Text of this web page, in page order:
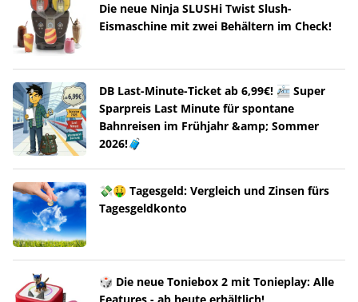
Die neue Ninja SLUSHi Twist Slush-
Eismaschine mit zwei Behältern im Check!
DB Last-Minute-Ticket ab 6,99€! 🚈 Super
Sparpreis Last Minute für spontane
Bahnreisen im Frühjahr &amp; Sommer
2026!🧳
💸🤑 Tagesgeld: Vergleich und Zinsen fürs
Tagesgeldkonto
🎲 Die neue Toniebox 2 mit Tonieplay: Alle